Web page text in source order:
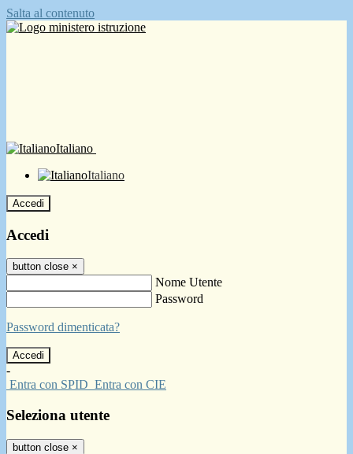
Salta al contenuto
Italiano
Italiano
Accedi
Accedi
button close ×
Nome Utente
Password
Password dimenticata?
-
Entra con SPID Entra con CIE
Seleziona utente
button close ×